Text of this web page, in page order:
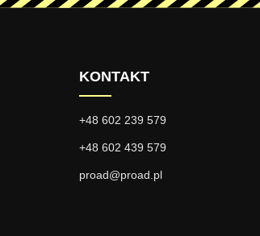
KONTAKT
+48 602 239 579
+48 602 439 579
proad@proad.pl